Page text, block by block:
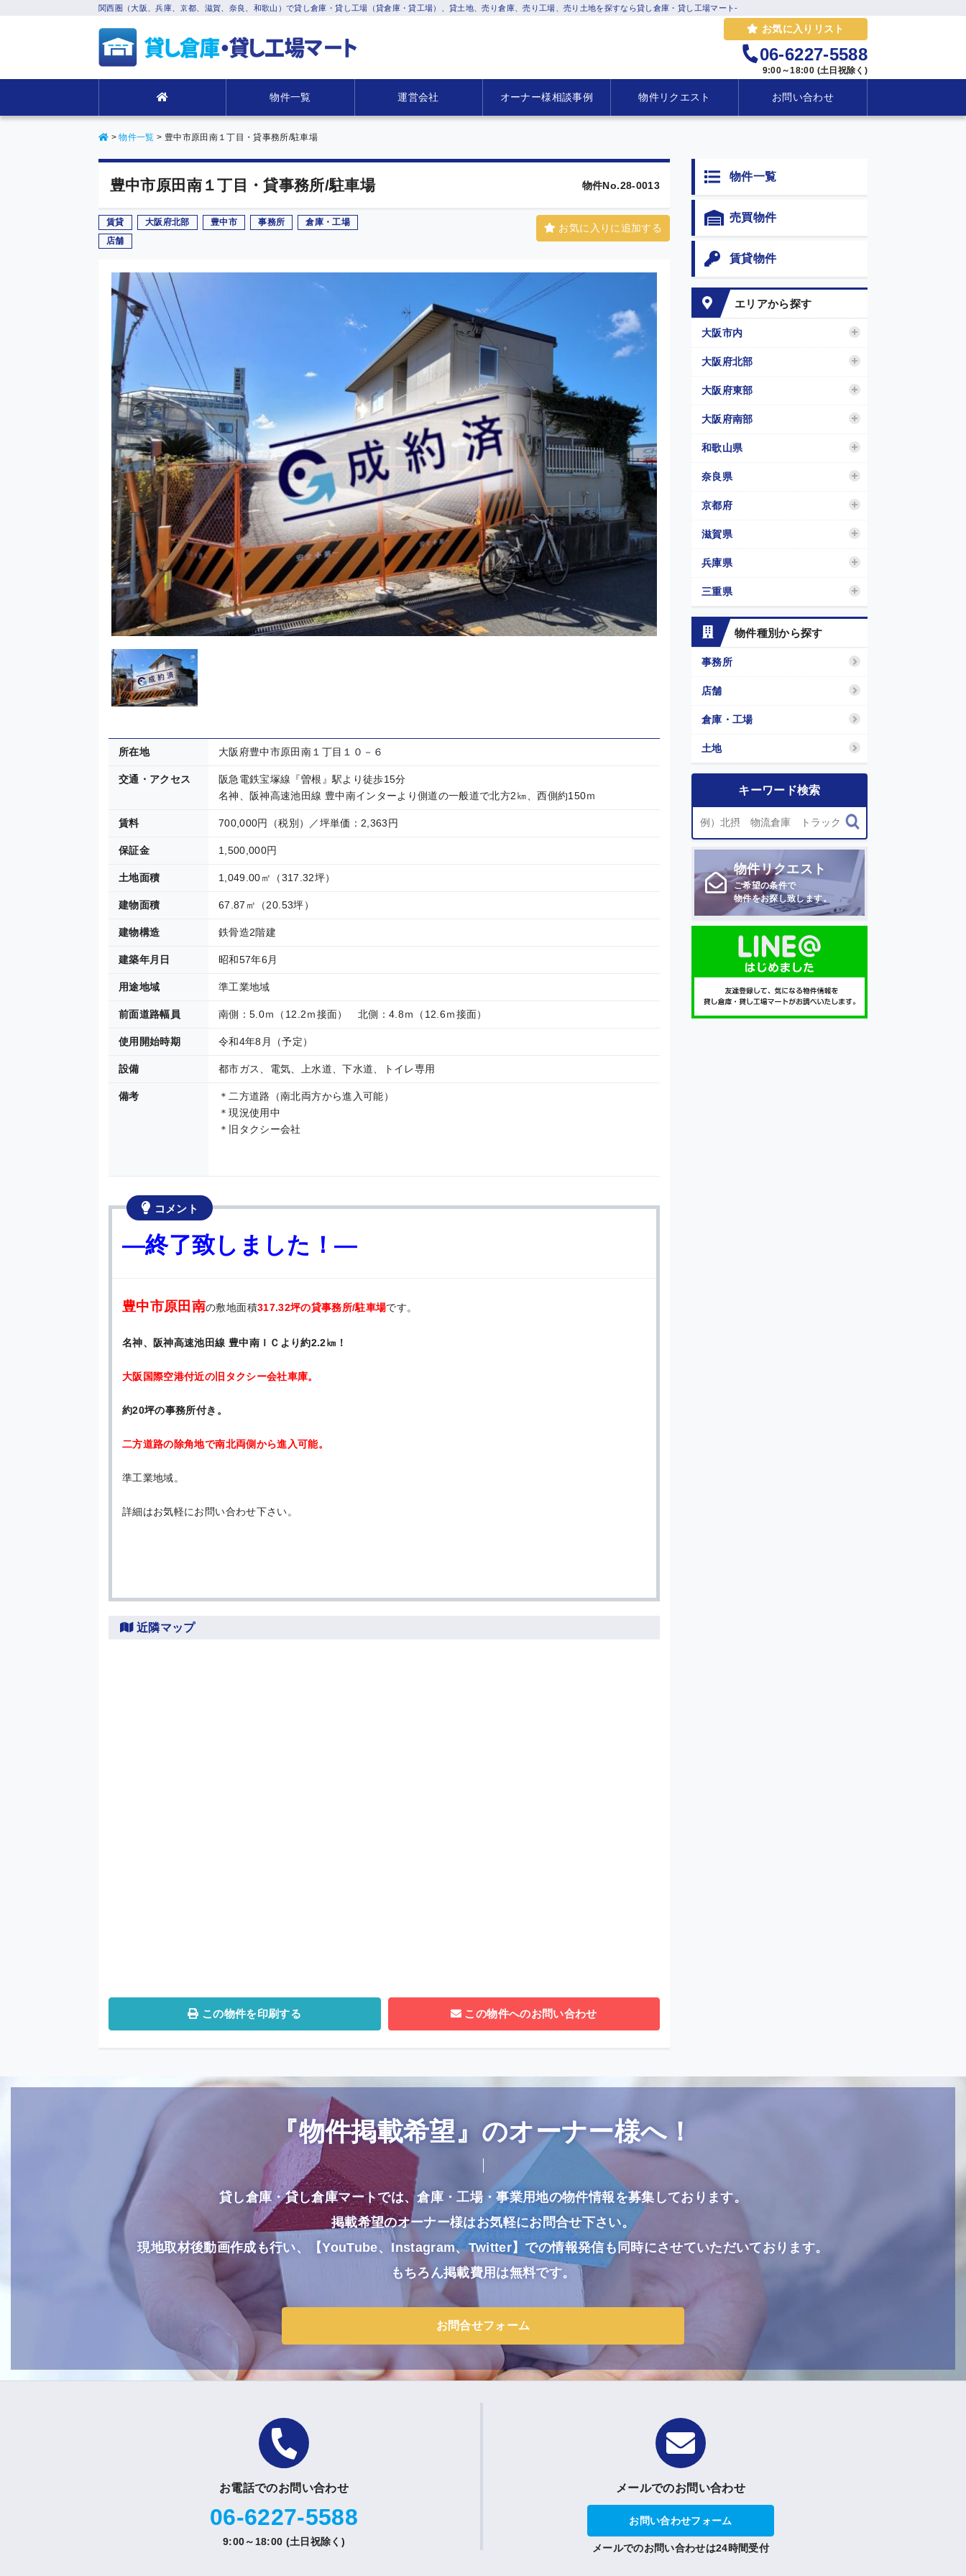
関西圏（大阪、兵庫、京都、滋賀、奈良、和歌山）で貸し倉庫・貸し工場（貸倉庫・貸工場）、貸土地、売り倉庫、売り工場、売り土地を探すなら貸し倉庫・貸し工場マート-
お気に入りリスト
06-6227-5588
9:00～18:00 (土日祝除く)
物件一覧 運営会社 オーナー様相談事例 物件リクエスト お問い合わせ
>物件一覧 > 豊中市原田南１丁目・貸事務所/駐車場
豊中市原田南１丁目・貸事務所/駐車場 物件No.28-0013
賃貸 大阪府北部 豊中市 事務所
倉庫・工場
店舗
お気に入りに追加する
所在地 大阪府豊中市原田南１丁目１０－６
交通・アクセス
阪急電鉄宝塚線『曽根』駅より徒歩15分
名神、阪神高速池田線 豊中南インターより側道の一般道で北方2㎞、西側約150ｍ
賃料 700,000円（税別）／坪単価：2,363円
保証金 1,500,000円
土地面積 1,049.00㎡（317.32坪）
建物面積 67.87㎡（20.53坪）
建物構造 鉄骨造2階建
建築年月日 昭和57年6月
用途地域 準工業地域
前面道路幅員 南側：5.0ｍ（12.2ｍ接面） 北側：4.8ｍ（12.6ｍ接面）
使用開始時期 令和4年8月（予定）
設備 都市ガス、電気、上水道、下水道、トイレ専用
備考
＊二方道路（南北両方から進入可能）
＊現況使用中
＊旧タクシー会社
コメント
—終了致しました！—
豊中市原田南の敷地面積317.32坪の貸事務所/駐車場です。
名神、阪神高速池田線 豊中南ＩＣより約2.2㎞！
大阪国際空港付近の旧タクシー会社車庫。
約20坪の事務所付き。
二方道路の除角地で南北両側から進入可能。
準工業地域。
詳細はお気軽にお問い合わせ下さい。
近隣マップ
この物件を印刷する この物件へのお問い合わせ
物件一覧
売買物件
賃貸物件
エリアから探す
大阪市内
大阪府北部
大阪府東部
大阪府南部
和歌山県
奈良県
京都府
滋賀県
兵庫県
三重県
物件種別から探す
事務所
店舗
倉庫・工場
土地
キーワード検索
物件リクエスト
ご希望の条件で
物件をお探し致します。
『物件掲載希望』のオーナー様へ！
貸し倉庫・貸し倉庫マートでは、倉庫・工場・事業用地の物件情報を募集しております。
掲載希望のオーナー様はお気軽にお問合せ下さい。
現地取材後動画作成も行い、【YouTube、Instagram、Twitter】での情報発信も同時にさせていただいております。
もちろん掲載費用は無料です。
お問合せフォーム
お電話でのお問い合わせ
06-6227-5588
9:00～18:00 (土日祝除く)
メールでのお問い合わせ
お問い合わせフォーム
メールでのお問い合わせは24時間受付